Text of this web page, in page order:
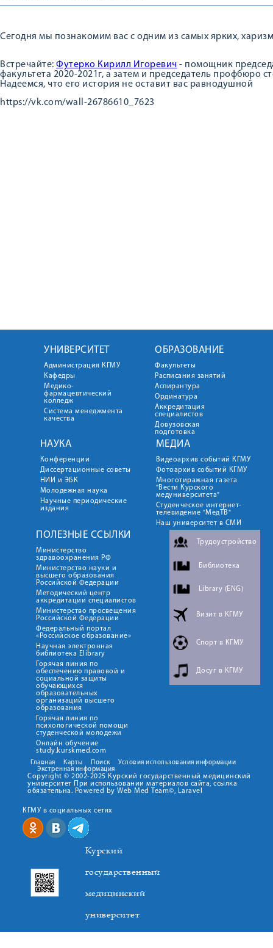
Сегодня мы познакомим вас с одним из самых ярких,
Встречайте: Футерко Кирилл Игоревич - помощник
факультета 2020-2021г, а затем и председатель профбюро
Надеемся, что его история не оставит вас равнодушной
https://vk.com/wall-26786610_7623
УНИВЕРСИТЕТ
Администрация КГМУ
Кафедры
Медико-
фармацевтический
колледж
Система менеджмента
качества
ОБРАЗОВАНИЕ
Факультеты
Расписания занятий
Аспирантура
Ординатура
Аккредитация
специалистов
Довузовская
подготовка
НАУКА
Конференции
Диссертационные советы
НИИ и ЭБК
Молодежная наука
Научные периодические
издания
МЕДИА
Видеоархив событий КГМУ
Фотоархив событий КГМУ
Многотиражная газета
"Вести Курского
медуниверситета"
Студенческое интернет-
телевидение "МедТВ"
Наш университет в СМИ
ПОЛЕЗНЫЕ ССЫЛКИ
Министерство
здравоохранения РФ
Министерство науки и
высшего образования
Российской Федерации
Методический центр
аккредитации специалистов
Министерство просвещения
Российской Федерации
Федеральный портал
«Российское образование»
Научная электронная
библиотека Elibrary
Горячая линия по
обеспечению правовой и
социальной защиты
обучающихся
образовательных
организаций высшего
образования
Горячая линия по
психологической помощи
студенческой молодежи
Онлайн обучение
study.kurskmed.com
Трудоустройство
Библиотека
Library (ENG)
Визит в КГМУ
Спорт в КГМУ
Досуг в КГМУ
Главная Карты Поиск
Условия использования информации
Экстренная информация
Copyright © 2002-2025 Курский государственный медицинский
университет При использовании материалов сайта, ссылка
обязательна. Powered by Web Med Team©, Laravel
КГМУ в социальных сетях
Курский
государственный
медицинский
университет